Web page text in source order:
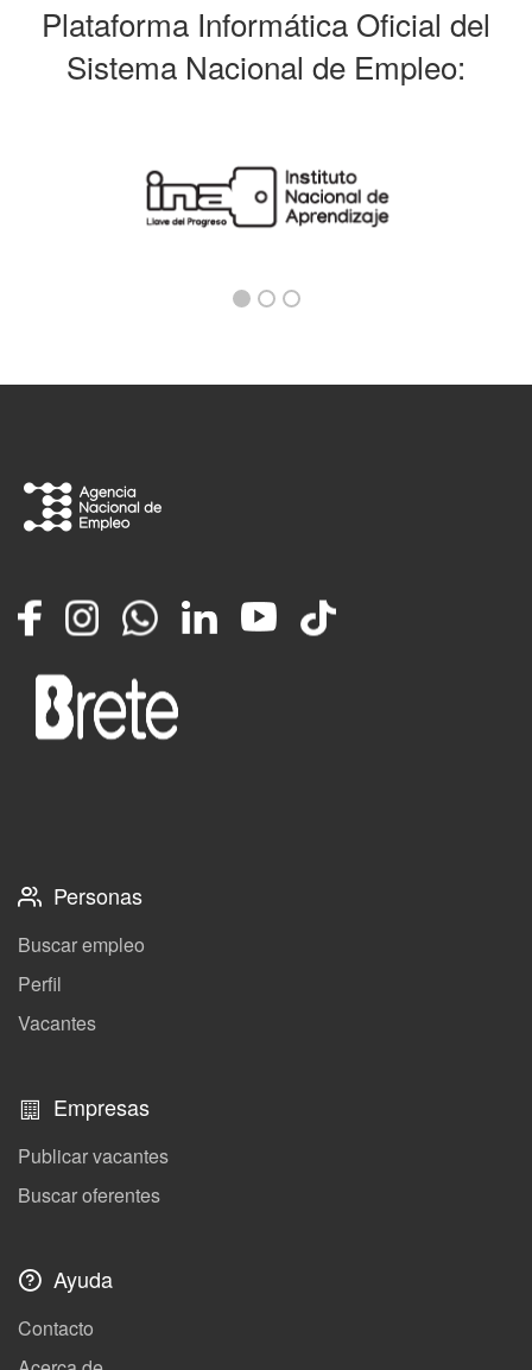
Plataforma Informática Oficial del
Sistema Nacional de Empleo:
FacebookInstagramWhatsappLinkedInYouTube
TikTok
Personas
Buscar empleo
Perfil
Vacantes
Empresas
Publicar vacantes
Buscar oferentes
Ayuda
Contacto